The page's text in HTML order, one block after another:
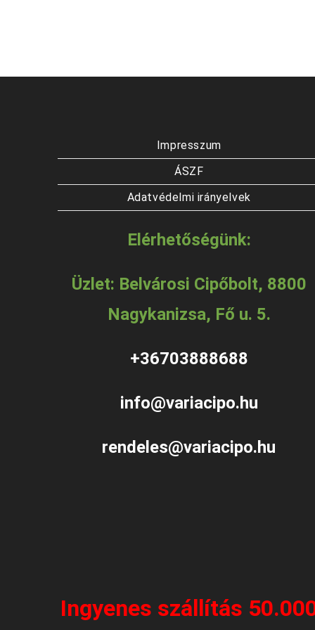
Impresszum
ÁSZF
Adatvédelmi irányelvek
Elérhetőségünk:
Üzlet: Belvárosi Cipőbolt, 8800
Nagykanizsa, Fő u. 5.
+36703888688
info@variacipo.hu
rendeles@variacipo.hu
Ingyenes szállítás